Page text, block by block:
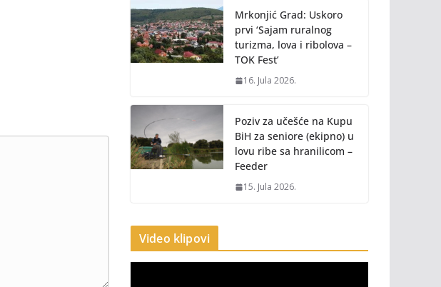
Mrkonjić Grad: Uskoro
prvi ‘Sajam ruralnog
turizma, lova i ribolova –
TOK Fest’
16. Jula 2026.
Poziv za učešće na Kupu
BiH za seniore (ekipno) u
lovu ribe sa hranilicom –
Feeder
15. Jula 2026.
Video klipovi